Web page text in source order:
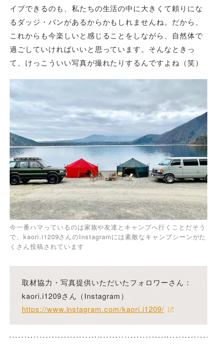
イブできるのも、私たちの生活の中に大きくて頼りにな
るダッジ・バンがあるからかもしれませんね。だから、
これからも今楽しいと感じることをしながら、自然体で
過ごしていければいいと思っています。そんなときっ
て、けっこういい写真が撮れたりするんですよね（笑）
今一番ハマっているのは家族や友達とキャンプへ行くことだそう
で、kaori.i1209さんのInstagramには素敵なキャンプシーンがた
くさん投稿されています
取材協力・写真提供いただいたフォロワーさん：
kaori.i1209さん（Instagram）
https://www.instagram.com/kaori.i1209/